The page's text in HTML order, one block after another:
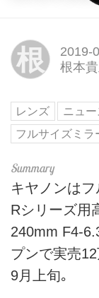
根
2019-
根本
レンズ ニュー
フルサイズミラ
キヤノンは
Rシリーズ用
240mm F4-
プンで実売
9月上旬｡